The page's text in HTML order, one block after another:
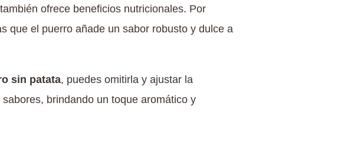
ofrece beneficios nutricionales. Por
que el puerro añade un sabor robusto y dulce a
sin patata, puedes omitirla y ajustar la
brindando un toque aromático y